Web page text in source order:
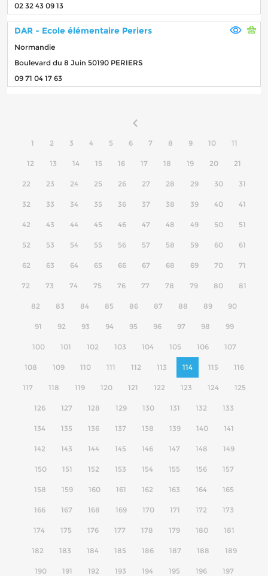
02 32 43 09 13
DAR - Ecole élémentaire Periers
Normandie
Boulevard du 8 Juin 50190 PERIERS
09 71 04 17 63
1 2 3 4 5 6 7 8 9 10 11
12 13 14 15 16 17 18 19 20 21
22 23 24 25 26 27 28 29 30 31
32 33 34 35 36 37 38 39 40 41
42 43 44 45 46 47 48 49 50 51
52 53 54 55 56 57 58 59 60 61
62 63 64 65 66 67 68 69 70 71
72 73 74 75 76 77 78 79 80 81
82 83 84 85 86 87 88 89 90
91 92 93 94 95 96 97 98 99
100 101 102 103 104 105 106 107
108 109 110 111 112 113 114 115 116
117 118 119 120 121 122 123 124 125
126 127 128 129 130 131 132 133
134 135 136 137 138 139 140 141
142 143 144 145 146 147 148 149
150 151 152 153 154 155 156 157
158 159 160 161 162 163 164 165
166 167 168 169 170 171 172 173
174 175 176 177 178 179 180 181
182 183 184 185 186 187 188 189
190 191 192 193 194 195 196 197